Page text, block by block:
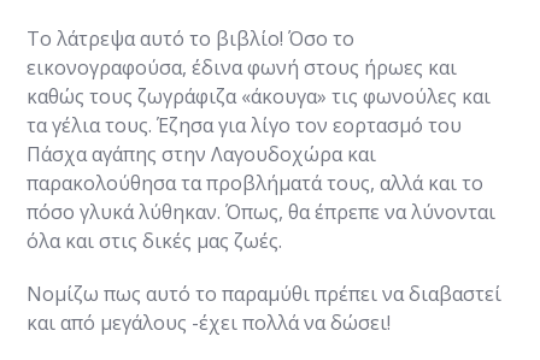
Το λάτρεψα αυτό το βιβλίο! Όσο το
εικονογραφούσα, έδινα φωνή στους ήρωες και
καθώς τους ζωγράφιζα «άκουγα» τις φωνούλες και
τα γέλια τους. Έζησα για λίγο τον εορτασμό του
Πάσχα αγάπης στην Λαγουδοχώρα και
παρακολούθησα τα προβλήματά τους, αλλά και το
πόσο γλυκά λύθηκαν. Όπως, θα έπρεπε να λύνονται
όλα και στις δικές μας ζωές.
Νομίζω πως αυτό το παραμύθι πρέπει να διαβαστεί
και από μεγάλους -έχει πολλά να δώσει!